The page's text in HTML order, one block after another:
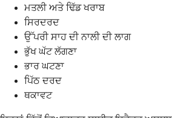
ਮਤਲੀ ਅਤੇ ਢਿੱਡ ਖਰਾਬ
ਸਿਰਦਰਦ
ਉੱਪਰੀ ਸਾਹ ਦੀ ਨਾਲੀ ਦੀ ਲਾਗ
ਭੁੱਖ ਘੱਟ ਲੱਗਣਾ
ਭਾਰ ਘਟਣਾ
ਪਿੱਠ ਦਰਦ
ਥਕਾਵਟ